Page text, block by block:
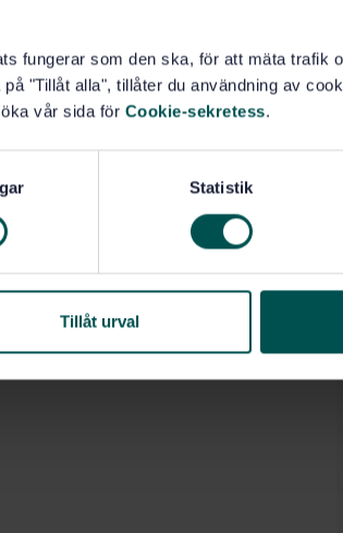
fungerar som den ska, för att mäta trafik
"Tillåt alla", tillåter du användning av
vår sida för Cookie-sekretess.
Statistik
Tillåt urval